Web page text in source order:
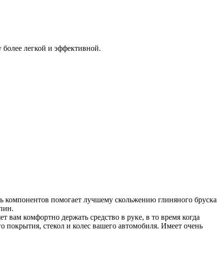
более легкой и эффективной.
компонентов помогает лучшему скольжению глиняного бруска
комфортно держать средство в руке, в то время когда
покрытия, стекол и колес вашего автомобиля. Имеет очень